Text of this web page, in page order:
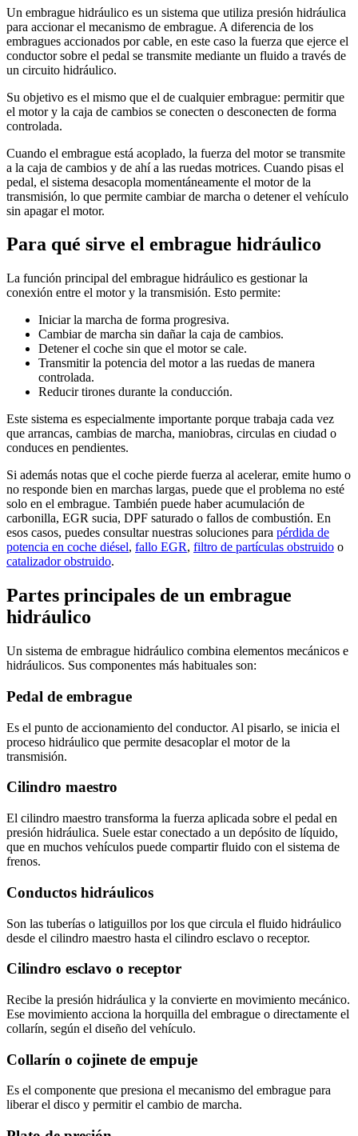
Un embrague hidráulico es un sistema que utiliza presión hidráulica
para accionar el mecanismo de embrague. A diferencia de los
embragues accionados por cable, en este caso la fuerza que ejerce el
conductor sobre el pedal se transmite mediante un fluido a través de
un circuito hidráulico.
Su objetivo es el mismo que el de cualquier embrague: permitir que
el motor y la caja de cambios se conecten o desconecten de forma
controlada.
Cuando el embrague está acoplado, la fuerza del motor se transmite
a la caja de cambios y de ahí a las ruedas motrices. Cuando pisas el
pedal, el sistema desacopla momentáneamente el motor de la
transmisión, lo que permite cambiar de marcha o detener el vehículo
sin apagar el motor.
Para qué sirve el embrague hidráulico
La función principal del embrague hidráulico es gestionar la
conexión entre el motor y la transmisión. Esto permite:
Iniciar la marcha de forma progresiva.
Cambiar de marcha sin dañar la caja de cambios.
Detener el coche sin que el motor se cale.
Transmitir la potencia del motor a las ruedas de manera
controlada.
Reducir tirones durante la conducción.
Este sistema es especialmente importante porque trabaja cada vez
que arrancas, cambias de marcha, maniobras, circulas en ciudad o
conduces en pendientes.
Si además notas que el coche pierde fuerza al acelerar, emite humo o
no responde bien en marchas largas, puede que el problema no esté
solo en el embrague. También puede haber acumulación de
carbonilla, EGR sucia, DPF saturado o fallos de combustión. En
esos casos, puedes consultar nuestras soluciones para pérdida de
potencia en coche diésel, fallo EGR, filtro de partículas obstruido o
catalizador obstruido.
Partes principales de un embrague
hidráulico
Un sistema de embrague hidráulico combina elementos mecánicos e
hidráulicos. Sus componentes más habituales son:
Pedal de embrague
Es el punto de accionamiento del conductor. Al pisarlo, se inicia el
proceso hidráulico que permite desacoplar el motor de la
transmisión.
Cilindro maestro
El cilindro maestro transforma la fuerza aplicada sobre el pedal en
presión hidráulica. Suele estar conectado a un depósito de líquido,
que en muchos vehículos puede compartir fluido con el sistema de
frenos.
Conductos hidráulicos
Son las tuberías o latiguillos por los que circula el fluido hidráulico
desde el cilindro maestro hasta el cilindro esclavo o receptor.
Cilindro esclavo o receptor
Recibe la presión hidráulica y la convierte en movimiento mecánico.
Ese movimiento acciona la horquilla del embrague o directamente el
collarín, según el diseño del vehículo.
Collarín o cojinete de empuje
Es el componente que presiona el mecanismo del embrague para
liberar el disco y permitir el cambio de marcha.